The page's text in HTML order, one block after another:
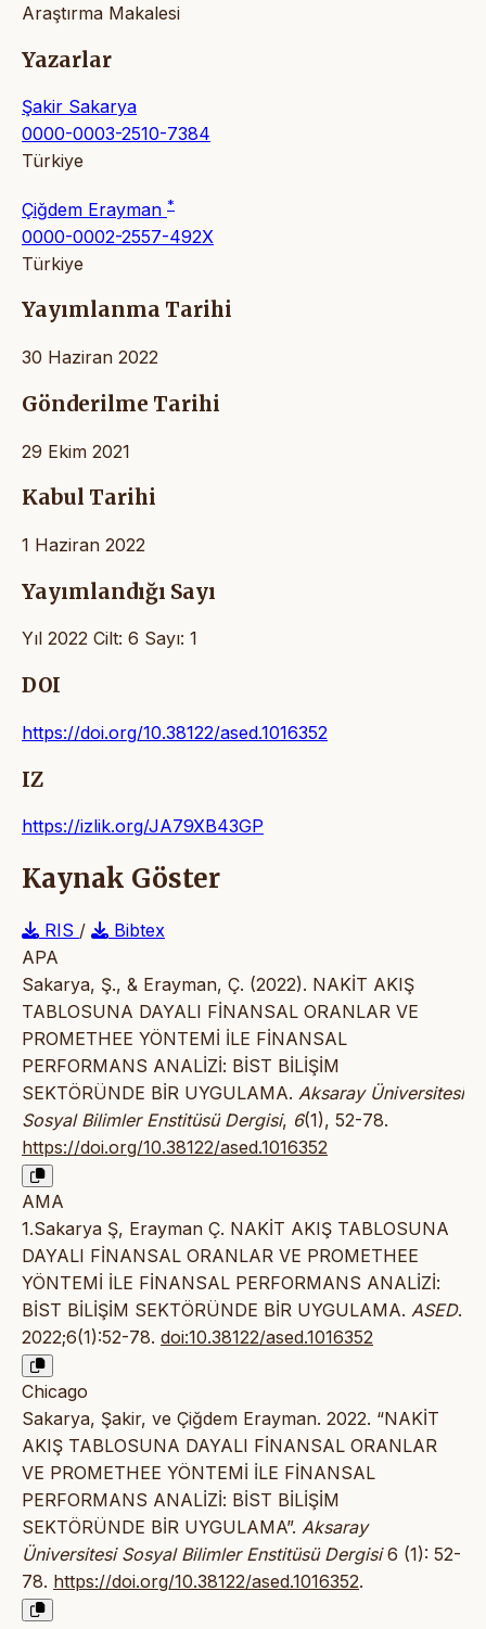
Araştırma Makalesi
Yazarlar
Şakir Sakarya
0000-0003-2510-7384
Türkiye
Çiğdem Erayman *
0000-0002-2557-492X
Türkiye
Yayımlanma Tarihi
30 Haziran 2022
Gönderilme Tarihi
29 Ekim 2021
Kabul Tarihi
1 Haziran 2022
Yayımlandığı Sayı
Yıl 2022 Cilt: 6 Sayı: 1
DOI
https://doi.org/10.38122/ased.1016352
IZ
https://izlik.org/JA79XB43GP
Kaynak Göster
RIS /
Bibtex
APA
Sakarya, Ş., & Erayman, Ç. (2022). NAKİT AKIŞ
TABLOSUNA DAYALI FİNANSAL ORANLAR VE
PROMETHEE YÖNTEMİ İLE FİNANSAL
PERFORMANS ANALİZİ: BİST BİLİŞİM
SEKTÖRÜNDE BİR UYGULAMA. Aksaray Üniversitesi
Sosyal Bilimler Enstitüsü Dergisi, 6(1), 52-78.
https://doi.org/10.38122/ased.1016352
AMA
1.Sakarya Ş, Erayman Ç. NAKİT AKIŞ TABLOSUNA
DAYALI FİNANSAL ORANLAR VE PROMETHEE
YÖNTEMİ İLE FİNANSAL PERFORMANS ANALİZİ:
BİST BİLİŞİM SEKTÖRÜNDE BİR UYGULAMA. ASED.
2022;6(1):52-78. doi:10.38122/ased.1016352
Chicago
Sakarya, Şakir, ve Çiğdem Erayman. 2022. “NAKİT
AKIŞ TABLOSUNA DAYALI FİNANSAL ORANLAR
VE PROMETHEE YÖNTEMİ İLE FİNANSAL
PERFORMANS ANALİZİ: BİST BİLİŞİM
SEKTÖRÜNDE BİR UYGULAMA”. Aksaray
Üniversitesi Sosyal Bilimler Enstitüsü Dergisi6 (1): 52-
78. https://doi.org/10.38122/ased.1016352.